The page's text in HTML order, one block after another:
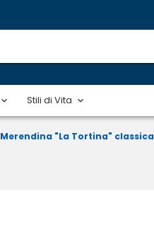
Stili di Vita
Merendina "La Tortina" classica